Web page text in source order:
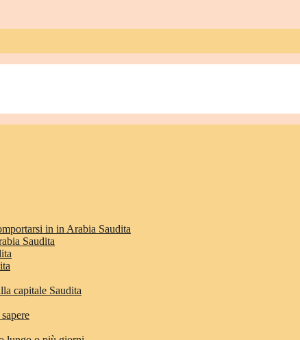
in in Arabia Saudita
Saudita
capitale Saudita